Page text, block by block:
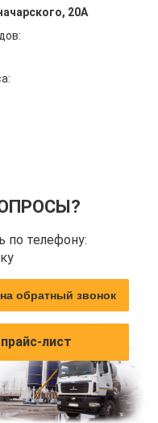
20А
по телефону:
обратный звонок
лист